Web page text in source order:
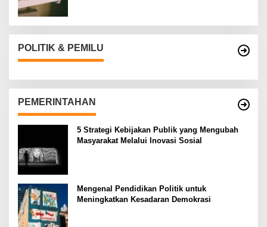
POLITIK & PEMILU
PEMERINTAHAN
5 Strategi Kebijakan Publik yang Mengubah
Masyarakat Melalui Inovasi Sosial
Mengenal Pendidikan Politik untuk
Meningkatkan Kesadaran Demokrasi